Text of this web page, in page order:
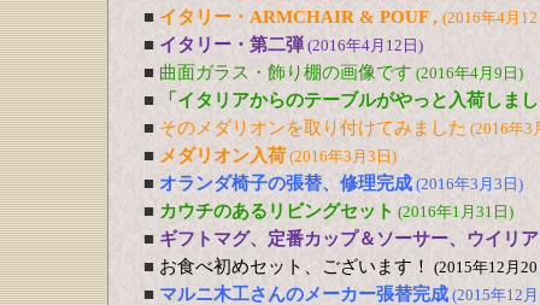
■ イタリー・ARMCHAIR & POUF , (2016年4月
■ イタリー・第二弾 (2016年4月12日)
■ 曲面ガラス・飾り棚の画像です (2016年4月9日)
■
「イタリアからのテーブルがやっと入荷しま
■ そのメダリオンを取り付けてみました (2016年3
■ メダリオン入荷 (2016年3月3日)
■ オランダ椅子の張替、修理完成 (2016年3月3日)
■ カウチのあるリビングセット (2016年1月31日)
■ ギフトマグ、定番カップ＆ソーサー、ウイリ
■ お食べ初めセット、ございます！ (2015年12月
■ マルニ木工さんのメーカー張替完成 (2015年12